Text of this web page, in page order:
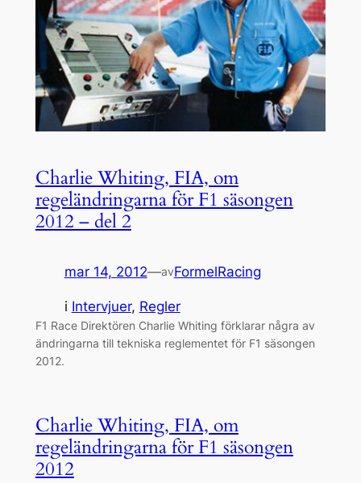
Charlie Whiting, FIA, om
regeländringarna för F1 säsongen
2012 – del 2
mar 14, 2012—avFormelRacing
i Intervjuer, Regler
F1 Race Direktören Charlie Whiting förklarar några av
ändringarna till tekniska reglementet för F1 säsongen
2012.
Charlie Whiting, FIA, om
regeländringarna för F1 säsongen
2012